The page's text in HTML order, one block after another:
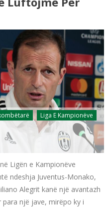
Liga E Kampionëve
Ligën e Kampionëve
ndeshja Juventus-Monako,
Alegrit kanë një avantazh
një jave, mirëpo ky i